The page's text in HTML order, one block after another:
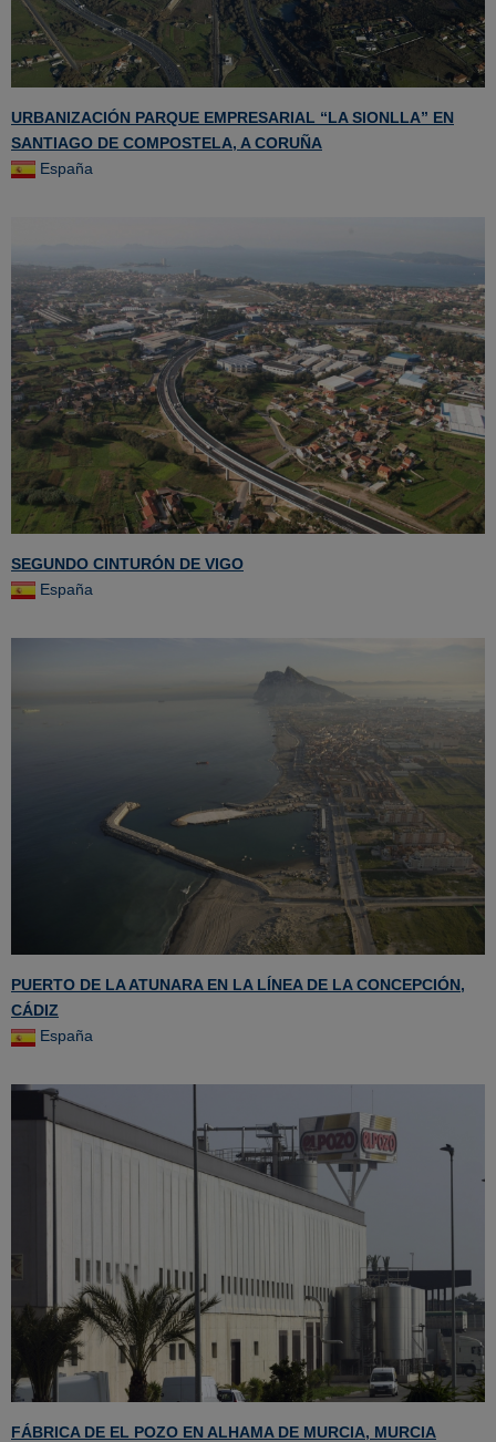
URBANIZACIÓN PARQUE EMPRESARIAL “LA SIONLLA” EN
SANTIAGO DE COMPOSTELA, A CORUÑA
España
SEGUNDO CINTURÓN DE VIGO
España
PUERTO DE LA ATUNARA EN LA LÍNEA DE LA CONCEPCIÓN,
CÁDIZ
España
FÁBRICA DE EL POZO EN ALHAMA DE MURCIA, MURCIA